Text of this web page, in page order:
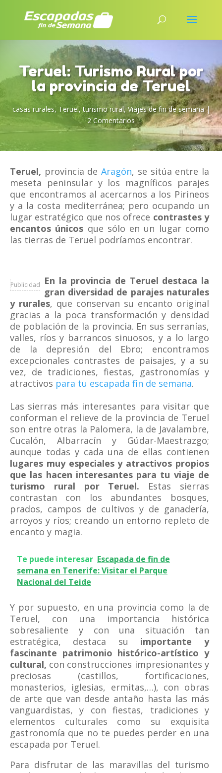
Teruel: Turismo Rural por
la provincia de Teruel
casas rurales, Teruel,turismo rural, Viajes de fin de semana|
2 Comentarios
Teruel, provincia deAragón, se sitúa entre la
meseta peninsular y los magníficos parajes
que encontramos al acercarnos a los Pirineos
y a la costa mediterránea; pero ocupando un
lugar estratégico que nos ofrece contrastes y
encantos únicos que sólo en un lugar como
las tierras de Teruel podríamos encontrar.
Publicidad
En la provincia de Teruel destaca la
gran diversidad de parajes naturales
y rurales, que conservan su encanto original
gracias a la poca transformación y densidad
de población de la provincia. En sus serranías,
valles, ríos y barrancos sinuosos, y a lo largo
de la depresión del Ebro; encontramos
excepcionales contrastes de paisajes, y a su
vez, de tradiciones, fiestas, gastronomías y
atractivos para tu escapada fin de semana.
Las sierras más interesantes para visitar que
conforman el relieve de la provincia de Teruel
son entre otras la Palomera, la de Javalambre,
Cucalón, Albarracín y Gúdar-Maestrazgo;
aunque todas y cada una de ellas contienen
lugares muy especiales y atractivos propios
que las hacen interesantes para tu viaje de
turismo rural por Teruel. Estas sierras
contrastan con los abundantes bosques,
prados, campos de cultivos y de ganadería,
arroyos y ríos; creando un entorno repleto de
encanto y magia.
Te puede interesar Escapada de fin de
semana en Tenerife: Visitar el Parque
Nacional del Teide
Y por supuesto, en una provincia como la de
Teruel, con una importancia histórica
sobresaliente y con una situación tan
estratégica, destaca su importante y
fascinante patrimonio histórico-artístico y
cultural, con construcciones impresionantes y
preciosas (castillos, fortificaciones,
monasterios, iglesias, ermitas,…), con obras
de arte que van desde antaño hasta las más
vanguardistas, y con fiestas, tradiciones y
elementos culturales como su exquisita
gastronomía que no te puedes perder en una
escapada por Teruel.
Para disfrutar de las maravillas del turismo